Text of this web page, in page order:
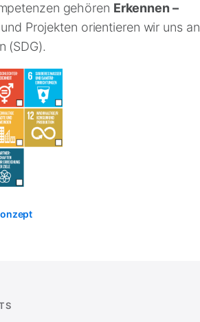
gehören Erkennen –
Projekten orientieren wir uns an
(SDG).